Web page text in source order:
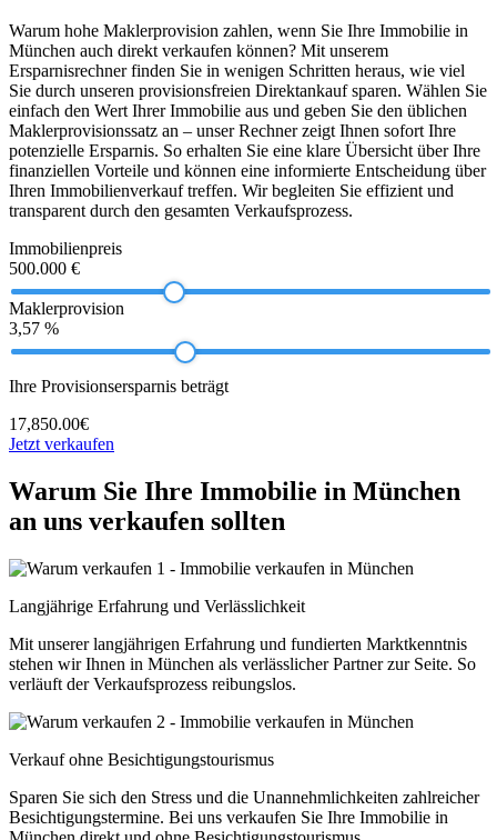
Warum hohe Maklerprovision zahlen, wenn Sie Ihre Immobilie in
München auch direkt verkaufen können? Mit unserem
Ersparnisrechner finden Sie in wenigen Schritten heraus, wie viel
Sie durch unseren provisionsfreien Direktankauf sparen. Wählen Sie
einfach den Wert Ihrer Immobilie aus und geben Sie den üblichen
Maklerprovisionssatz an – unser Rechner zeigt Ihnen sofort Ihre
potenzielle Ersparnis. So erhalten Sie eine klare Übersicht über Ihre
finanziellen Vorteile und können eine informierte Entscheidung über
Ihren Immobilienverkauf treffen. Wir begleiten Sie effizient und
transparent durch den gesamten Verkaufsprozess.
Immobilienpreis
500.000 €
Maklerprovision
3,57 %
Ihre Provisionsersparnis beträgt
17,850.00€
Jetzt verkaufen
Warum Sie Ihre Immobilie in München
an uns verkaufen sollten
Langjährige Erfahrung und Verlässlichkeit
Mit unserer langjährigen Erfahrung und fundierten Marktkenntnis
stehen wir Ihnen in München als verlässlicher Partner zur Seite. So
verläuft der Verkaufsprozess reibungslos.
Verkauf ohne Besichtigungstourismus
Sparen Sie sich den Stress und die Unannehmlichkeiten zahlreicher
Besichtigungstermine. Bei uns verkaufen Sie Ihre Immobilie in